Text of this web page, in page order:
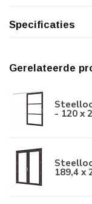
Specificaties
Gerelateerde
- 120 x
189,4 x